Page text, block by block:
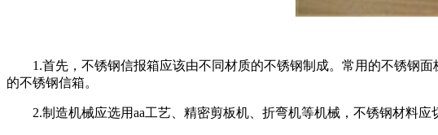
1.首先，不锈钢信报箱应该由不同材质的不锈钢制成。常用的不锈钢
的不锈钢信箱。
2.制造机械应选用aa工艺、精密剪板机、折弯机等机械，不锈钢材料应